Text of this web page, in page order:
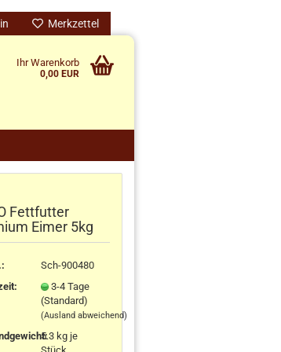
Merkzettel
Ihr Warenkorb
0,00 EUR
Fettfutter
Eimer 5kg
Sch-900480
3-4 Tage
(Standard)
(Ausland abweichend)
5.3kg je
Stück